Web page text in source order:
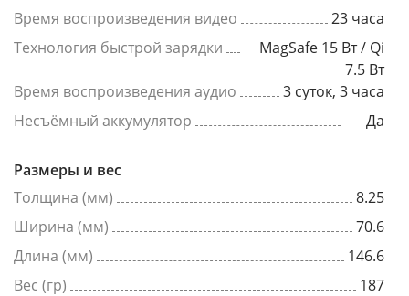
Время воспроизведения видео
23 часа
Технология быстрой зарядки
MagSafe 15 Вт / Qi
7.5 Вт
Время воспроизведения аудио
3 суток, 3 часа
Несъёмный аккумулятор
Да
Размеры и вес
Толщина (мм)
8.25
Ширина (мм)
70.6
Длина (мм)
146.6
Вес (гр)
187